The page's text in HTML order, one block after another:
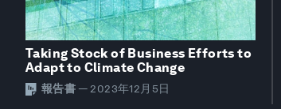
Taking Stock of Business Efforts to
Adapt to Climate Change
報告書 — 2023年12月5日